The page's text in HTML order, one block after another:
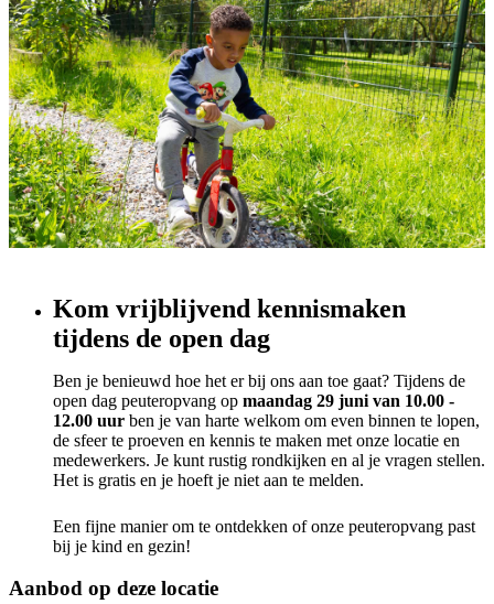
Kom vrijblijvend kennismaken
tijdens de open dag
Ben je benieuwd hoe het er bij ons aan toe gaat? Tijdens de
open dag peuteropvang op maandag 29 juni van 10.00 -
12.00 uur ben je van harte welkom om even binnen te lopen,
de sfeer te proeven en kennis te maken met onze locatie en
medewerkers. Je kunt rustig rondkijken en al je vragen stellen.
Het is gratis en je hoeft je niet aan te melden.
Een fijne manier om te ontdekken of onze peuteropvang past
bij je kind en gezin!
Aanbod op deze locatie